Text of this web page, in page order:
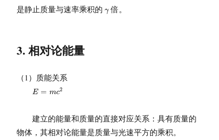
是静止质量与速率乘积的γ
γ倍。
3. 相对论能量
（1）质能关系
E = mc2
E=
建立的能量和质量的直接对应关系：具有质量的
物体，其相对论能量是质量与光速平方的乘积。